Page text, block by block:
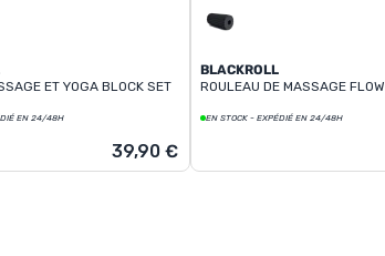
ET YOGA BLOCK SET
EN 24/48H
39,90 €
BLACKROLL
ROULEAU DE MASSAGE FLOW
EN STOCK - EXPÉDIÉ EN 24/48H